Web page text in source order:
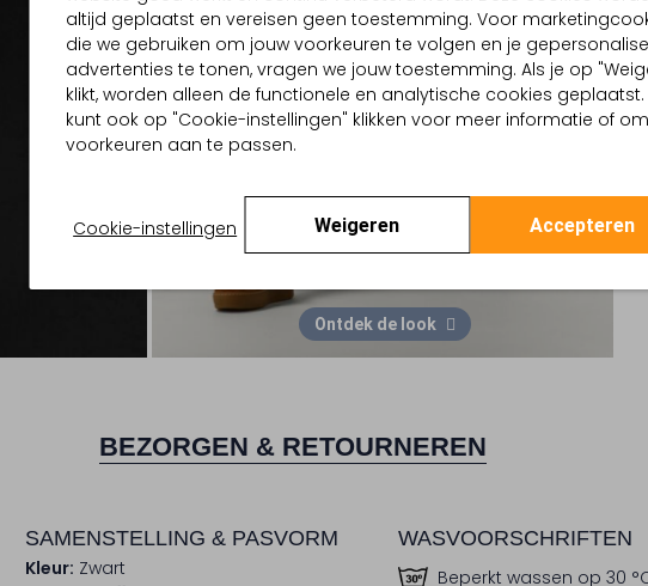
altijd geplaatst en vereisen geen toestemming. Voor
die we gebruiken om jouw voorkeuren te volgen en je
advertenties te tonen, vragen we jouw toestemming. Als je op
klikt, worden alleen de functionele en analytische cookies geplaatst.
kunt ook op "Cookie-instellingen" klikken voor meer informatie of
voorkeuren aan te passen.
Cookie-instellingen Weigeren Accepteren
Ontdek de look
BEZORGEN & RETOURNEREN
SAMENSTELLING & PASVORM
Kleur: Zwart
WASVOORSCHRIFTEN
Beperkt wassen op 30